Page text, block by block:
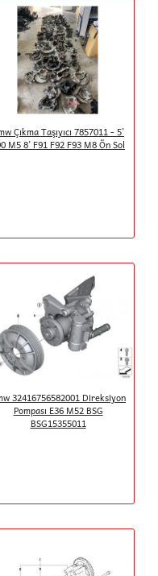
Çıkma Taşıyıcı 7857011 - 5’
M5 8’ F91 F92 F93 M8 Ön Sol
32416756582001 Direksiyon
Pompası E36 M52 BSG
BSG15355011